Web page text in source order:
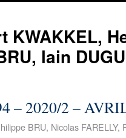
lain
– 2020/2 –
BRU, Nicolas FARELLY,